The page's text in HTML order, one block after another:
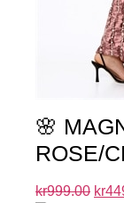
🌸
ROSE/
kr999.00 kr